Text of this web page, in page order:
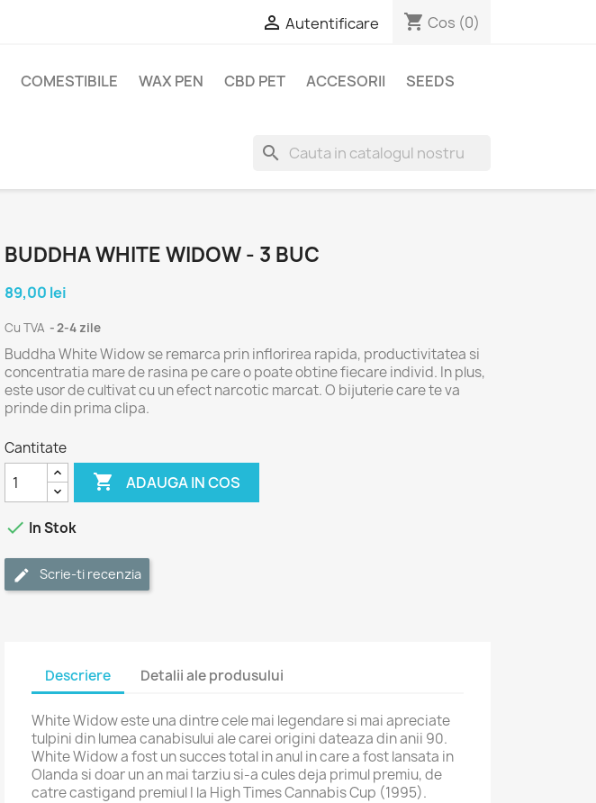
 Autentificare shopping_cart Cos (0)
COMESTIBILE WAX PEN CBD PET ACCESORII
SEEDS
search
BUDDHA WHITE WIDOW - 3 BUC
89,00 lei
Cu TVA 2-4 zile
Buddha White Widow se remarca prin inflorirea rapida, productivitatea si
concentratia mare de rasina pe care o poate obtine fiecare individ. In plus,
este usor de cultivat cu un efect narcotic marcat. O bijuterie care te va
prinde din prima clipa.
Cantitate
 ADAUGA IN COS
 In Stok
Scrie-ti recenzia
Descriere Detalii ale produsului
White Widow este una dintre cele mai legendare si mai apreciate
tulpini din lumea canabisului ale carei origini dateaza din anii 90.
White Widow a fost un succes total in anul in care a fost lansata in
Olanda si doar un an mai tarziu si-a cules deja primul premiu, de
catre castigand premiul I la High Times Cannabis Cup (1995).